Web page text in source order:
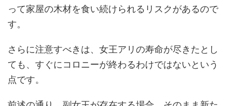
って家屋の木材を食い続けられるリスクがあるので
す。
さらに注意すべきは、女王アリの寿命が尽きたとし
ても、すぐにコロニーが終わるわけではないという
点です。